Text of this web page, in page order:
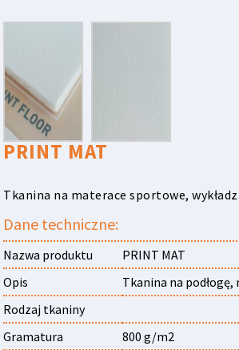
PRINT MAT
Tkanina na materace sportowe,
Dane techniczne:
Nazwa produktu
PRINT MAT
Opis
Tkanina na podłogę,
Rodzaj tkaniny
Gramatura
800 g/m2